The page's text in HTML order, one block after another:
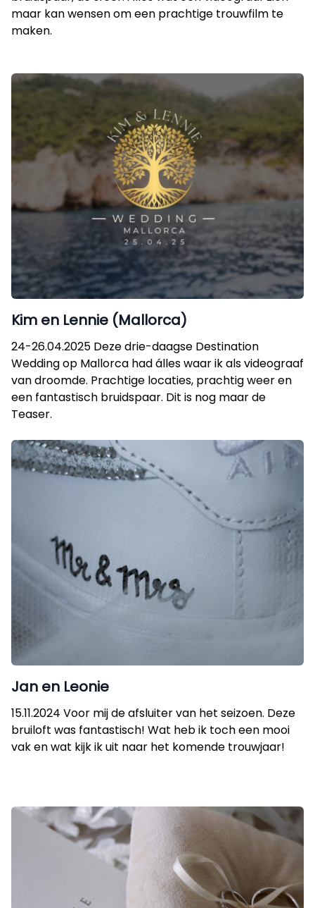
maar kan wensen om een prachtige trouwfilm te
maken.
Kim en Lennie (Mallorca)
24-26.04.2025 Deze drie-daagse Destination
Wedding op Mallorca had álles waar ik als videograaf
van droomde. Prachtige locaties, prachtig weer en
een fantastisch bruidspaar. Dit is nog maar de
Teaser.
Jan en Leonie
15.11.2024 Voor mij de afsluiter van het seizoen. Deze
bruiloft was fantastisch! Wat heb ik toch een mooi
vak en wat kijk ik uit naar het komende trouwjaar!